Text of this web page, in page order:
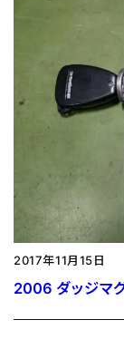
2017年11月15日
2006 ダッジマ